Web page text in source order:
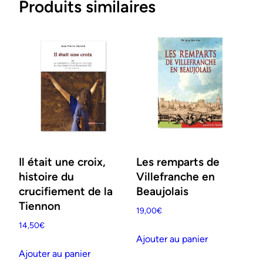
Produits similaires
Il était une croix,
histoire du
crucifiement de la
Tiennon
14,50€
Ajouter au panier
Les remparts de
Villefranche en
Beaujolais
19,00€
Ajouter au panier